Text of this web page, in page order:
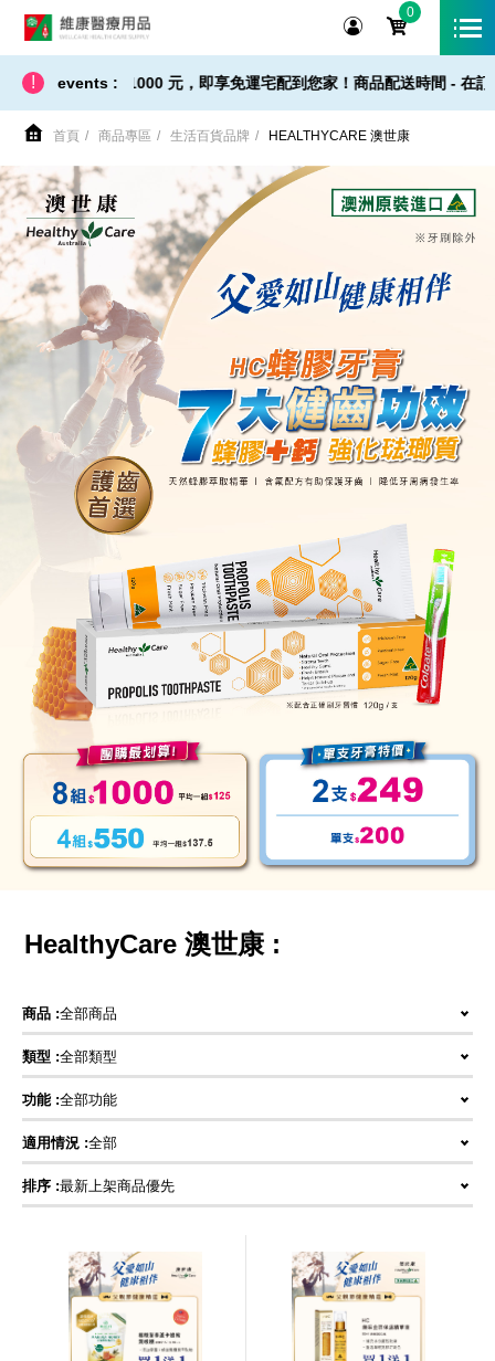
0
! events :
站消費滿 1000 元，即享免運宅配到您家！商品配送時間 - 在訂
首頁 商品專區 生活百貨品牌 HEALTHYCARE 澳世康
HealthyCare 澳世康 :
商品 :全部商品
類型 :全部類型
功能 :全部功能
適用情況 :全部
排序 :最新上架商品優先